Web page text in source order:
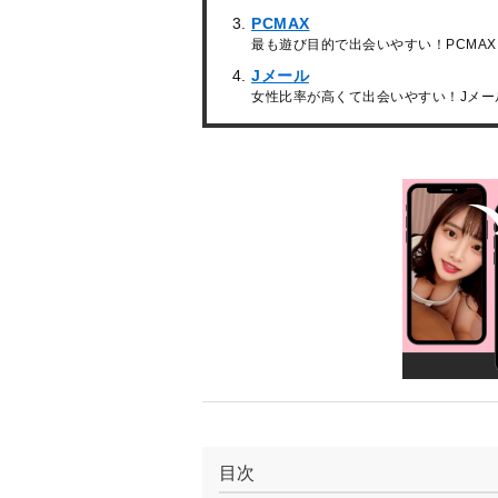
PCMAX
最も遊び目的で出会いやすい！PCMAX
Jメール
女性比率が高くて出会いやすい！Jメー
目次